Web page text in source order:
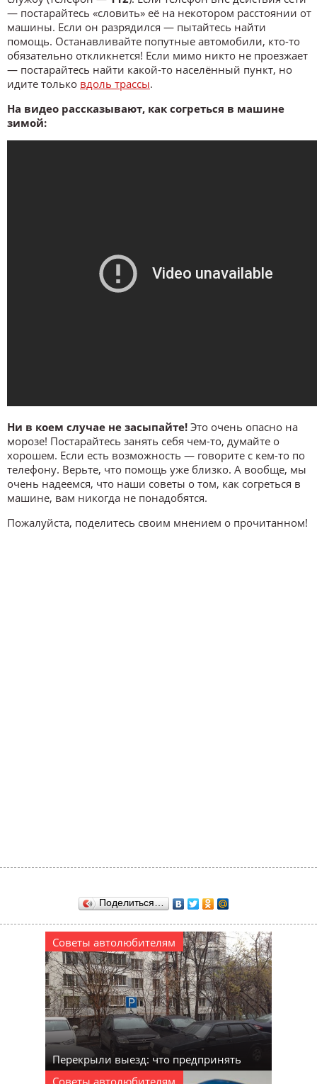
— постарайтесь «словить» её на некотором расстоянии от
машины. Если он разрядился — пытайтесь найти
помощь. Останавливайте попутные автомобили, кто-то
обязательно откликнется! Если мимо никто не проезжает
— постарайтесь найти какой-то населённый пункт, но
идите только вдоль трассы.
На видео рассказывают, как согреться в машине
зимой:
Ни в коем случае не засыпайте! Это очень опасно на
морозе! Постарайтесь занять себя чем-то, думайте о
хорошем. Если есть возможность — говорите с кем-то по
телефону. Верьте, что помощь уже близко. А вообще, мы
очень надеемся, что наши советы о том, как согреться в
машине, вам никогда не понадобятся.
Пожалуйста, поделитесь своим мнением о прочитанном!
Поделиться…
Советы автолюбителям
Перекрыли выезд: что предпринять